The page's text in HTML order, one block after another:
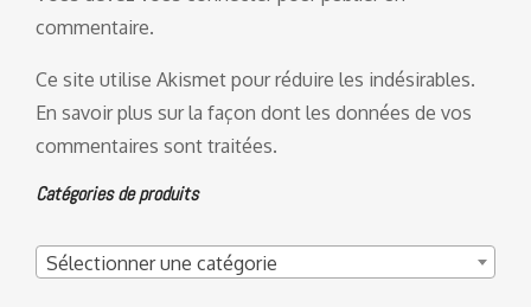
commentaire.
Ce site utilise Akismet pour réduire les indésirables.
En savoir plus sur la façon dont les données de vos
commentaires sont traitées.
Catégories de produits
Sélectionner une catégorie